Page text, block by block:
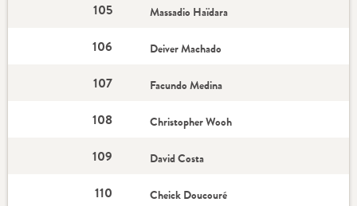
105 Massadio Haïdara
106 Deiver Machado
107 Facundo Medina
108 Christopher Wooh
109 David Costa
110 Cheick Doucouré